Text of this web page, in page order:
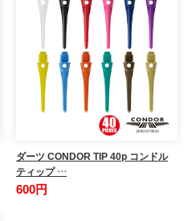
ダーツ CONDOR TIP 40p コンドル
ティップ …
600円